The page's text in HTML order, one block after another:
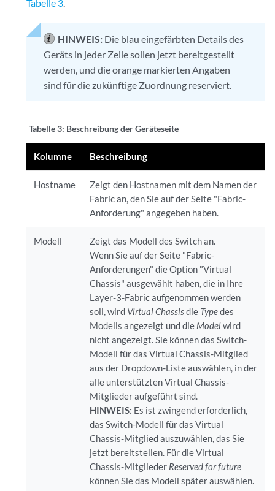
Tabelle 3.
HINWEIS: Die blau eingefärbten Details des
Geräts in jeder Zeile sollen jetzt bereitgestellt
werden, und die orange markierten Angaben
sind für die zukünftige Zuordnung reserviert.
Tabelle 3: Beschreibung der Geräteseite
Kolumne Beschreibung
Hostname
Zeigt den Hostnamen mit dem Namen der
Fabric an, den Sie auf der Seite "Fabric-
Anforderung" angegeben haben.
Modell
Zeigt das Modell des Switch an.
Wenn Sie auf der Seite "Fabric-
Anforderungen" die Option "Virtual
Chassis" ausgewählt haben, die in Ihre
Layer-3-Fabric aufgenommen werden
soll, wird Virtual Chassisdie Typedes
Modells angezeigt und die Modelwird
nicht angezeigt. Sie können das Switch-
Modell für das Virtual Chassis-Mitglied
aus der Dropdown-Liste auswählen, in der
alle unterstützten Virtual Chassis-
Mitglieder aufgeführt sind.
HINWEIS: Es ist zwingend erforderlich,
das Switch-Modell für das Virtual
Chassis-Mitglied auszuwählen, das Sie
jetzt bereitstellen. Für die Virtual
Chassis-Mitglieder Reserved for future
können Sie das Modell später auswählen.